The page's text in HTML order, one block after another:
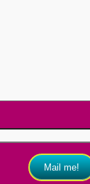
Mail me!